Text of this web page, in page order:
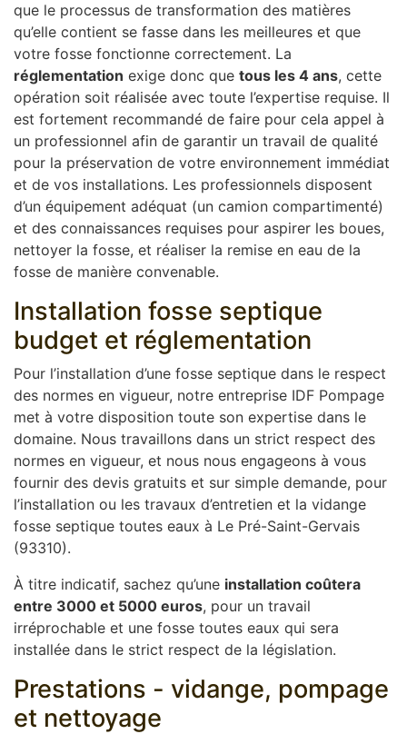
que le processus de transformation des matières
qu’elle contient se fasse dans les meilleures et que
votre fosse fonctionne correctement. La
réglementation exige donc que tous les 4 ans, cette
opération soit réalisée avec toute l’expertise requise. Il
est fortement recommandé de faire pour cela appel à
un professionnel afin de garantir un travail de qualité
pour la préservation de votre environnement immédiat
et de vos installations. Les professionnels disposent
d’un équipement adéquat (un camion compartimenté)
et des connaissances requises pour aspirer les boues,
nettoyer la fosse, et réaliser la remise en eau de la
fosse de manière convenable.
Installation fosse septique
budget et réglementation
Pour l’installation d’une fosse septique dans le respect
des normes en vigueur, notre entreprise IDF Pompage
met à votre disposition toute son expertise dans le
domaine. Nous travaillons dans un strict respect des
normes en vigueur, et nous nous engageons à vous
fournir des devis gratuits et sur simple demande, pour
l’installation ou les travaux d’entretien et la vidange
fosse septique toutes eaux à Le Pré-Saint-Gervais
(93310).
À titre indicatif, sachez qu’une installation coûtera
entre 3000 et 5000 euros, pour un travail
irréprochable et une fosse toutes eaux qui sera
installée dans le strict respect de la législation.
Prestations - vidange, pompage
et nettoyage